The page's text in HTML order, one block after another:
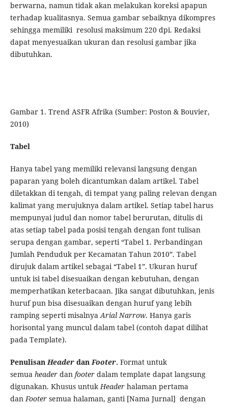
berwarna, namun tidak akan melakukan koreksi apapun
terhadap kualitasnya. Semua gambar sebaiknya dikompres
sehingga memiliki resolusi maksimum 220 dpi. Redaksi
dapat menyesuaikan ukuran dan resolusi gambar jika
dibutuhkan.
Gambar 1. Trend ASFR Afrika (Sumber: Poston & Bouvier,
2010)
Tabel
Hanya tabel yang memiliki relevansi langsung dengan
paparan yang boleh dicantumkan dalam artikel. Tabel
diletakkan di tengah, di tempat yang paling relevan dengan
kalimat yang merujuknya dalam artikel. Setiap tabel harus
mempunyai judul dan nomor tabel berurutan, ditulis di
atas setiap tabel pada posisi tengah dengan font tulisan
serupa dengan gambar, seperti “Tabel 1. Perbandingan
Jumlah Penduduk per Kecamatan Tahun 2010”. Tabel
dirujuk dalam artikel sebagai “Tabel 1”. Ukuran huruf
untuk isi tabel disesuaikan dengan kebutuhan, dengan
memperhatikan keterbacaan. Jika sangat dibutuhkan, jenis
huruf pun bisa disesuaikan dengan huruf yang lebih
ramping seperti misalnya Arial Narrow. Hanya garis
horisontal yang muncul dalam tabel (contoh dapat dilihat
pada Template).
Penulisan Headerdan Footer. Format untuk
semua headerdan footerdalam template dapat langsung
digunakan. Khusus untuk Headerhalaman pertama
dan Footersemua halaman, ganti [Nama Jurnal] dengan